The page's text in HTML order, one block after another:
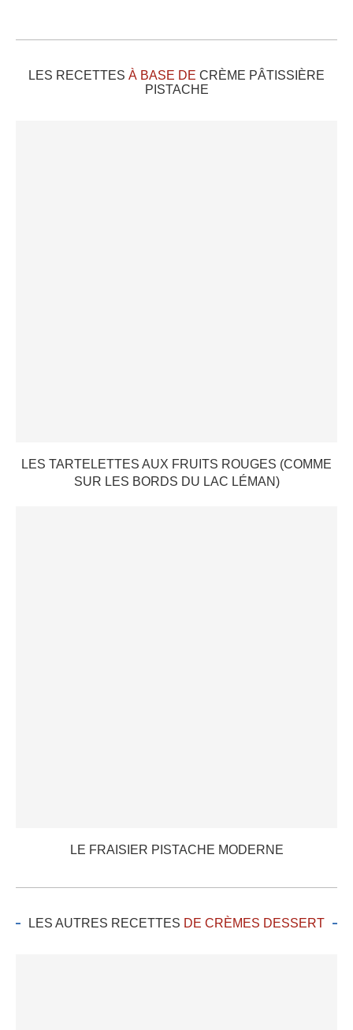
LES RECETTES À BASE DE CRÈME PÂTISSIÈRE
PISTACHE
LES TARTELETTES AUX FRUITS ROUGES (COMME
SUR LES BORDS DU LAC LÉMAN)
LE FRAISIER PISTACHE MODERNE
LES AUTRES RECETTES DE CRÈMES DESSERT